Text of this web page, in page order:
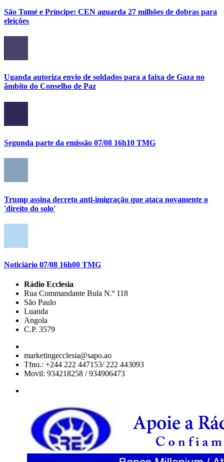
São Tomé e Príncipe: CEN aguarda 27 milhões de dobras para
eleições
Uganda autoriza envio de soldados para a faixa de Gaza no
âmbito do Conselho de Paz
Segunda parte da emissão 07/08 16h10 TMG
Trump assina decreto anti-imigração que ataca novamente o
'direito do solo'
Noticiário 07/08 16h00 TMG
Rádio Ecclesia
Rua Commandante Bula N.º 118
São Paulo
Luanda
Angola
C.P. 3579
marketingecclesia@sapo.ao
Tfno.: +244 222 447153/ 222 443093
Movil: 934218258 / 934906473